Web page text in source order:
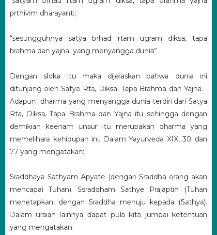
prthivim dharayanti;
“sesungguhnya satya brhad rtam ugram diksa, tapa
brahma dan yajna yang menyangga dunia”
Dengan sloka itu maka dijelaskan bahwa dunia ini
ditunjang oleh Satya Rta, Diksa, Tapa Brahma dan Yajna.
Adapun dharma yang menyangga dunia terdiri dari Satya
Rta, Diksa, Tapa Brahma dan Yajna itu sehingga dengan
demikian keenam unsur itu merupakan dharma yang
memelihara kehidupan ini. Dalam Yayurveda XIX, 30 dan
77 yang mengatakan:
Sraddhaya Sathyam Apyate (dengan Sraddha orang akan
mencapai Tuhan). Ssraddham Sathye Prajaptih (Tuhan
menetapkan, dengan Sraddha menuju kepada (Sathya).
Dalam uraian lainnya dapat pula kita jumpai ketentuan
yang mengatakan: